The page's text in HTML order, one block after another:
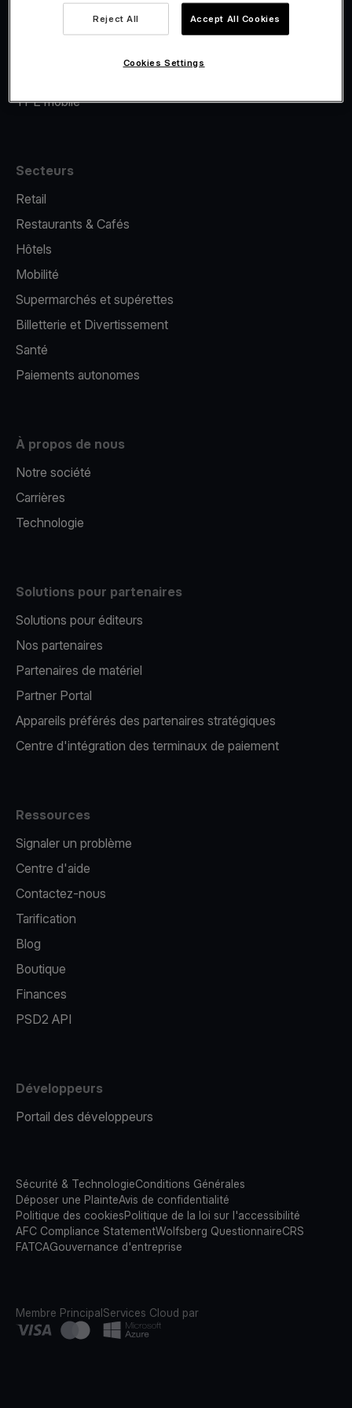
Financement Viva.com
TPE mobile
Secteurs
Retail
Restaurants & Cafés
Hôtels
Mobilité
Supermarchés et supérettes
Billetterie et Divertissement
Santé
Paiements autonomes
À propos de nous
Notre société
Carrières
Technologie
Solutions pour partenaires
Solutions pour éditeurs​
Nos partenaires​
Partenaires de matériel
Partner Portal
Appareils préférés des partenaires stratégiques
Centre d'intégration des terminaux de paiement
Ressources
Signaler un problème
Centre d'aide
Contactez-nous
Tarification
Blog
Boutique
Finances
PSD2 API
Développeurs
Portail des développeurs
Sécurité & TechnologieConditions Générales
Déposer une PlainteAvis de confidentialité
Politique des cookiesPolitique de la loi sur l'accessibilité
AFC Compliance StatementWolfsberg QuestionnaireCRS
FATCAGouvernance d'entreprise
Membre PrincipalServices Cloud par
Reject All Accept All Cookies
Cookies Settings